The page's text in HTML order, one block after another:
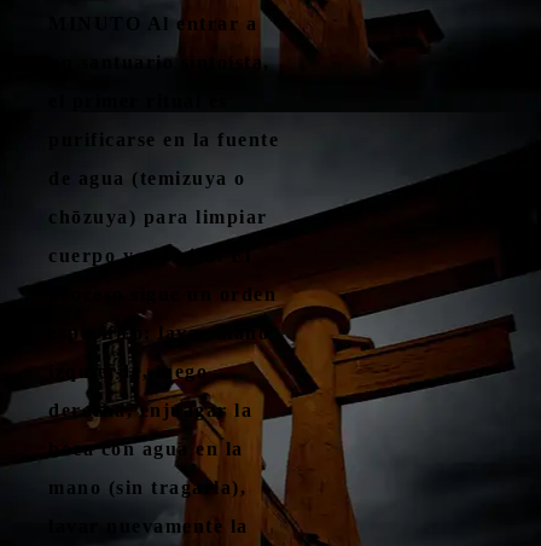
MINUTO Al entrar a
un santuario sintoísta,
purificarse en la fuente
de agua (temizuya o
chōzuya) para limpiar
cuerpo y espíritu. El
proceso sigue un orden
específico: lavar mano
izquierda, luego
derecha, enjuagar la
boca con agua en la
mano (sin tragarla),
lavar nuevamente la